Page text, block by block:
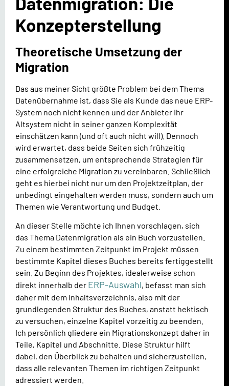
Konzepterstellung
Theoretische Umsetzung der
Migration
Das aus meiner Sicht größte Problem bei dem Thema
Datenübernahme ist, dass Sie als Kunde das neue ERP-
System noch nicht kennen und der Anbieter Ihr
Altsystem nicht in seiner ganzen Komplexität
einschätzen kann (und oft auch nicht will). Dennoch
wird erwartet, dass beide Seiten sich frühzeitig
zusammensetzen, um entsprechende Strategien für
eine erfolgreiche Migration zu vereinbaren. Schließlich
geht es hierbei nicht nur um den Projektzeitplan, der
unbedingt eingehalten werden muss, sondern auch um
Themen wie Verantwortung und Budget.
An dieser Stelle möchte ich Ihnen vorschlagen, sich
das Thema Datenmigration als ein Buch vorzustellen.
Zu einem bestimmten Zeitpunkt im Projekt müssen
bestimmte Kapitel dieses Buches bereits fertiggestellt
sein. Zu Beginn des Projektes, idealerweise schon
direkt innerhalb der ERP-Auswahl, befasst man sich
daher mit dem Inhaltsverzeichnis, also mit der
grundlegenden Struktur des Buches, anstatt hektisch
zu versuchen, einzelne Kapitel vorzeitig zu beenden.
Ich persönlich gliedere ein Migrationskonzept daher in
Teile, Kapitel und Abschnitte. Diese Struktur hilft
dabei, den Überblick zu behalten und sicherzustellen,
dass alle relevanten Themen im richtigen Zeitpunkt
adressiert werden.